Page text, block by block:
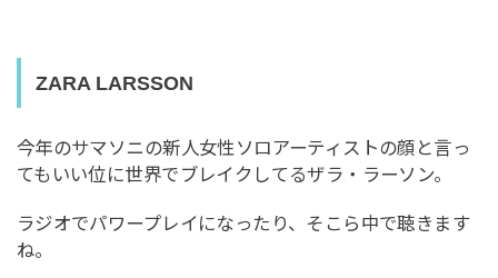
ZARA LARSSON
今年のサマソニの新人女性ソロアーティストの顔と言っ
てもいい位に世界でブレイクしてるザラ・ラーソン。
ラジオでパワープレイになったり、そこら中で聴きます
ね。